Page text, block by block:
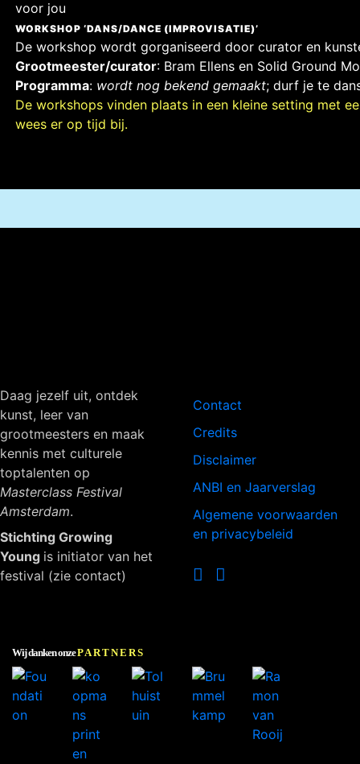
voor jou
WORKSHOP ‘DANS/DANCE (IMPROVISATIE)’
De workshop wordt gorganiseerd door curator en
Grootmeester/curator: Bram Ellens en Solid Ground
Programma: wordt nog bekend gemaakt; durf je te
De workshops vinden plaats in een kleine setting met
wees er op tijd bij.
Daag jezelf uit, ontdek
kunst, leer van
grootmeesters en maak
kennis met culturele
toptalenten op
Masterclass Festival
Amsterdam.
Stichting Growing
Young is initiator van het
festival (zie contact)
Contact
Credits
Disclaimer
ANBI en Jaarverslag
Algemene voorwaarden
en privacybeleid
Wij danken onzePARTNERS